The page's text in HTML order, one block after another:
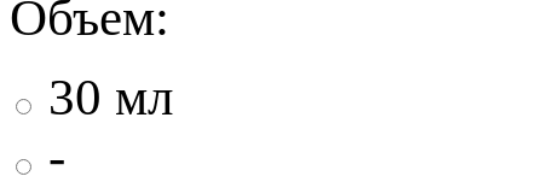
Объем:
30 мл
-